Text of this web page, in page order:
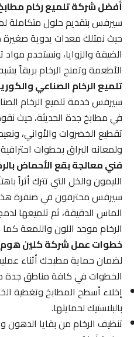
أفضل شركة تلميع رخام مطابخ
سيرفس بتقديم حلول متكاملة
حيث نمتلك معدات يدوية صغيرة
الضيقة والزوايا، ونستخدم مواد
الأطعمة وتمنح الرخام بريقاً يشبه
تلميع الرخام الصناعي والكوريات
سيرفس خدمة تلميع الرخام
في مطابخ جدة الحديثة، حيث نقوم
تقطيع الخضروات والأواني، ونعيد
ولمعانه البراق بخطوات احترافية
فني معالجة بقع الأحماض
الليمون والخل التي تترك أثراً
سيرفس محترفون في صنفرة هذه
الماس الدقيقة، ثم تلميعها
الرخام موحد اللون واللمعة كما
خطوات عمل شركة كلين هوم
لضمان حماية مطبخك أثناء عملية
الخطوات في كافة مناطق جدة ما
إخلاء أسطح المطابخ وتغطية
بالبلاستيك لحمايتها.
تنظيف الرخام من بقايا الدهون